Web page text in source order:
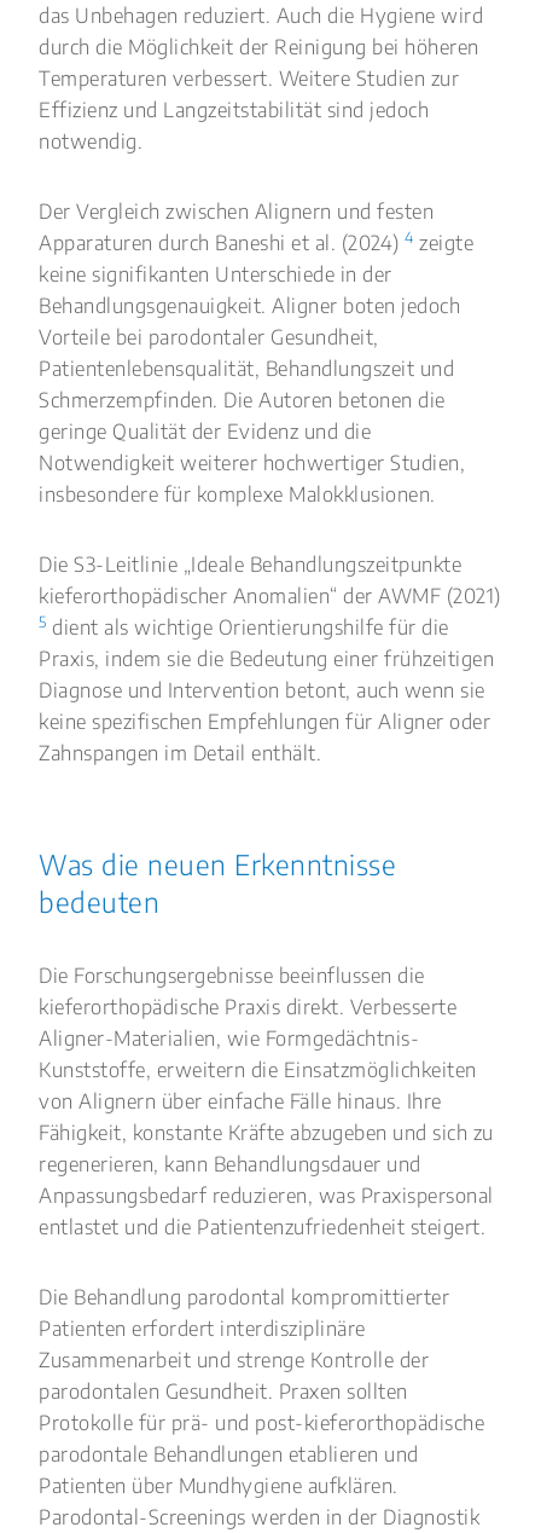
das Unbehagen reduziert. Auch die Hygiene wird
durch die Möglichkeit der Reinigung bei höheren
Temperaturen verbessert. Weitere Studien zur
Effizienz und Langzeitstabilität sind jedoch
notwendig.
Der Vergleich zwischen Alignern und festen
Apparaturen durch Baneshi et al. (2024) 4 zeigte
keine signifikanten Unterschiede in der
Behandlungsgenauigkeit. Aligner boten jedoch
Vorteile bei parodontaler Gesundheit,
Patientenlebensqualität, Behandlungszeit und
Schmerzempfinden. Die Autoren betonen die
geringe Qualität der Evidenz und die
Notwendigkeit weiterer hochwertiger Studien,
insbesondere für komplexe Malokklusionen.
Die S3-Leitlinie „Ideale Behandlungszeitpunkte
kieferorthopädischer Anomalien“ der AWMF (2021)
5 dient als wichtige Orientierungshilfe für die
Praxis, indem sie die Bedeutung einer frühzeitigen
Diagnose und Intervention betont, auch wenn sie
keine spezifischen Empfehlungen für Aligner oder
Zahnspangen im Detail enthält.
Was die neuen Erkenntnisse
bedeuten
Die Forschungsergebnisse beeinflussen die
kieferorthopädische Praxis direkt. Verbesserte
Aligner-Materialien, wie Formgedächtnis-
Kunststoffe, erweitern die Einsatzmöglichkeiten
von Alignern über einfache Fälle hinaus. Ihre
Fähigkeit, konstante Kräfte abzugeben und sich zu
regenerieren, kann Behandlungsdauer und
Anpassungsbedarf reduzieren, was Praxispersonal
entlastet und die Patientenzufriedenheit steigert.
Die Behandlung parodontal kompromittierter
Patienten erfordert interdisziplinäre
Zusammenarbeit und strenge Kontrolle der
parodontalen Gesundheit. Praxen sollten
Protokolle für prä- und post-kieferorthopädische
parodontale Behandlungen etablieren und
Patienten über Mundhygiene aufklären.
Parodontal-Screenings werden in der Diagnostik